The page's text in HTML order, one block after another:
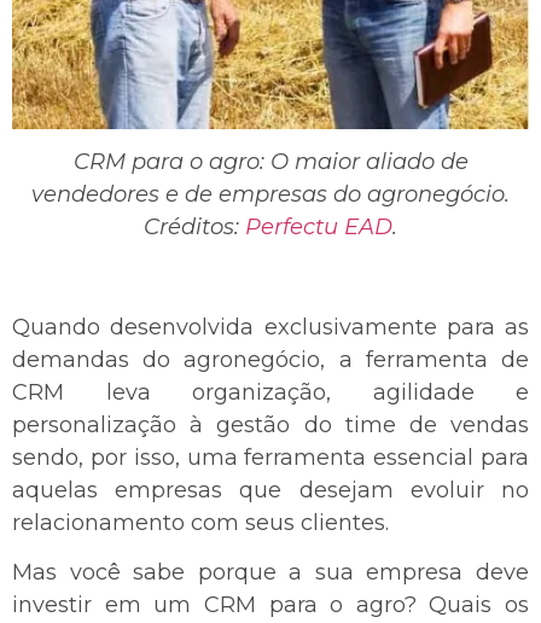
CRM para o agro: O maior aliado de
vendedores e de empresas do agronegócio.
Créditos: Perfectu EAD.
Quando desenvolvida exclusivamente para as
demandas do agronegócio, a ferramenta de
CRM leva organização, agilidade e
personalização à gestão do time de vendas
sendo, por isso, uma ferramenta essencial para
aquelas empresas que desejam evoluir no
relacionamento com seus clientes.
Mas você sabe porque a sua empresa deve
investir em um CRM para o agro? Quais os